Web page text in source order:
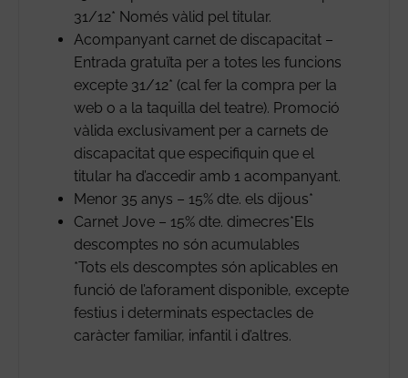
31/12* Només vàlid pel titular.
Acompanyant carnet de discapacitat –
Entrada gratuïta per a totes les funcions
excepte 31/12* (cal fer la compra per la
web o a la taquilla del teatre). Promoció
vàlida exclusivament per a carnets de
discapacitat que especifiquin que el
titular ha d’accedir amb 1 acompanyant.
Menor 35 anys – 15% dte. els dijous*
Carnet Jove – 15% dte. dimecres*Els
descomptes no són acumulables
*Tots els descomptes són aplicables en
funció de l’aforament disponible, excepte
festius i determinats espectacles de
caràcter familiar, infantil i d’altres.